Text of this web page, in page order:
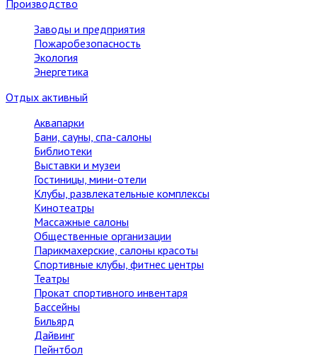
Производство
Заводы и предприятия
Пожаробезопасность
Экология
Энергетика
Отдых активный
Аквапарки
Бани, сауны, спа-салоны
Библиотеки
Выставки и музеи
Гостиницы, мини-отели
Клубы, развлекательные комплексы
Кинотеатры
Массажные салоны
Общественные организации
Парикмахерские, салоны красоты
Спортивные клубы, фитнес центры
Театры
Прокат спортивного инвентаря
Бассейны
Бильярд
Дайвинг
Пейнтбол